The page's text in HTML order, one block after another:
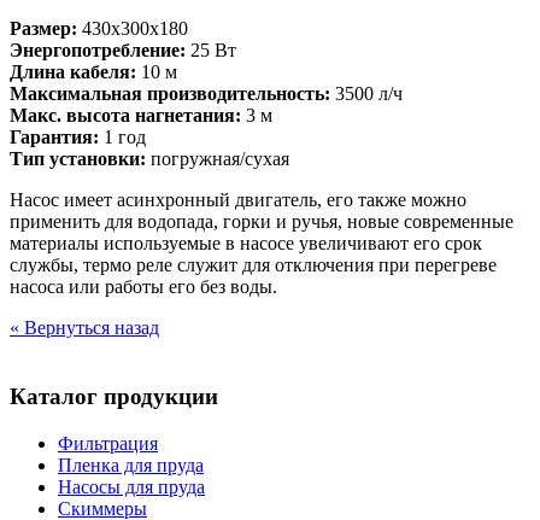
Размер: 430x300x180
Энергопотребление: 25 Вт
Длина кабеля: 10 м
Максимальная производительность: 3500 л/ч
Макс. высота нагнетания: 3 м
Гарантия: 1 год
Тип установки: погружная/сухая
Насос имеет асинхронный двигатель, его также можно
применить для водопада, горки и ручья, новые современные
материалы используемые в насосе увеличивают его срок
службы, термо реле служит для отключения при перегреве
насоса или работы его без воды.
« Вернуться назад
Каталог продукции
Фильтрация
Пленка для пруда
Насосы для пруда
Скиммеры